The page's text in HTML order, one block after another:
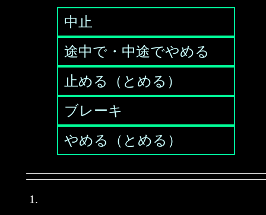
中止
途中で・中途でやめる
止める（とめる）
ブレーキ
やめる（とめる）
1.